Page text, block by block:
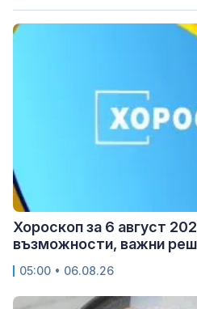
Хороскоп за 6 август
възможности, важни
05:00 • 06.08.26